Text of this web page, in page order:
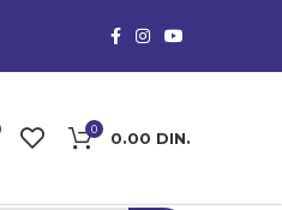
0 0.00 DIN.